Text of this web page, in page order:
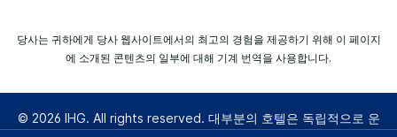
당사는 귀하에게 당사 웹사이트에서의 최고의 경험을 제공하기 위해 이 페이지
에 소개된 콘텐츠의 일부에 대해 기계 번역을 사용합니다.
© 2026 IHG. All rights reserved. 대부분의 호텔은 독립적으로 운